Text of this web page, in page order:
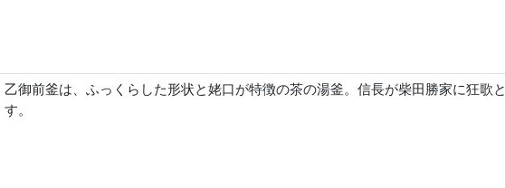
乙御前釜は、ふっくらした形状と姥口が特徴の茶の湯釜。信長が柴田勝家に狂歌
す。